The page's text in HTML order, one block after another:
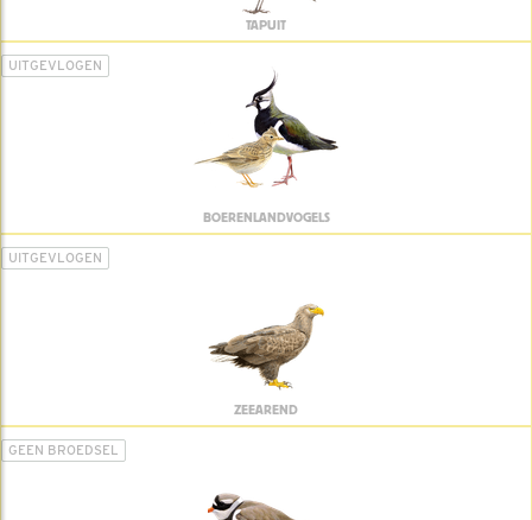
TAPUIT
UITGEVLOGEN
BOERENLANDVOGELS
UITGEVLOGEN
ZEEAREND
GEEN BROEDSEL